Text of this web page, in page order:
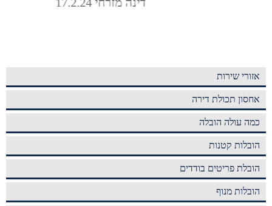
אזורי שירות
אחסון תכולת דירה
כמה עולה הובלה
הובלות קטנות
הובלת פריטים בודדים
הובלות מנוף